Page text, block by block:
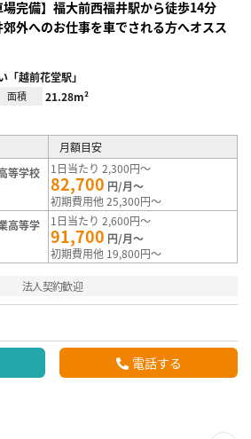
場完備】福大前西福井駅から徒歩14分
外へのお仕事を車でされる方へオスス
「越前花堂駅」
面積 21.28m²
月額目安
等学校
1日当たり 2,300円～
82,700 円/月～
初期費用他 25,300円～
高等学
1日当たり 2,600円～
91,700 円/月～
初期費用他 19,800円～
法人契約歓迎
電話する